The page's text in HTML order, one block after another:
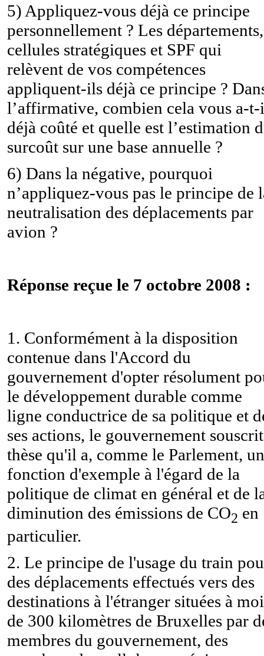
5) Appliquez-vous déjà ce principe
personnellement ? Les départements,
cellules stratégiques et SPF qui
relèvent de vos compétences
appliquent-ils déjà ce principe ?
l’affirmative, combien cela vous a-
déjà coûté et quelle est l’estimation
surcoût sur une base annuelle ?
6) Dans la négative, pourquoi
n’appliquez-vous pas le principe de
neutralisation des déplacements par
avion ?
Réponse reçue le 7 octobre 2008 :
1. Conformément à la disposition
contenue dans l'Accord du
gouvernement d'opter résolument
le développement durable comme
ligne conductrice de sa politique et
ses actions, le gouvernement
thèse qu'il a, comme le Parlement,
fonction d'exemple à l'égard de la
politique de climat en général et de
diminution des émissions de CO2 en
particulier.
2. Le principe de l'usage du train
des déplacements effectués vers des
destinations à l'étranger situées à
de 300 kilomètres de Bruxelles par
membres du gouvernement, des